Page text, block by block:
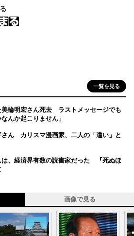
一覧を見る
美輪明宏さん死去 ラストメッセージでも
んか起こりません」
ん カリスマ漫画家、二人の「違い」と
は、経済界有数の読書家だった 『死ぬほ
画像で見る